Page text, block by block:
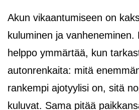
Akun vikaantumiseen on
kuluminen ja vanheneminen.
helppo ymmärtää, kun
autonrenkaita: mitä
rankempi ajotyylisi on, sitä
kuluvat. Sama pitää